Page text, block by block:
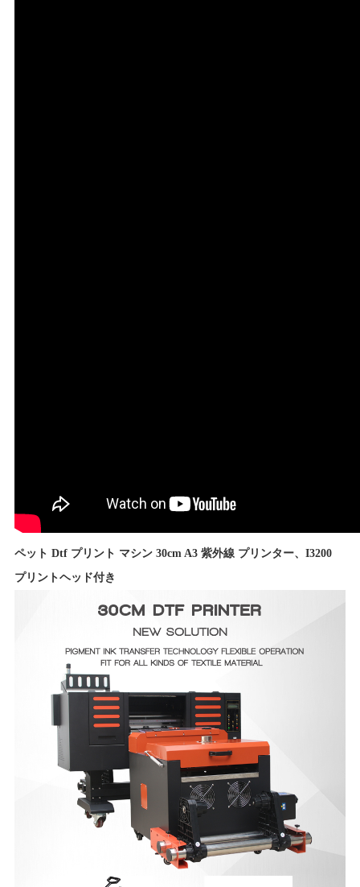
ペット Dtf プリント マシン 30cm A3 紫外線 プリンター、I3200
プリントヘッド付き